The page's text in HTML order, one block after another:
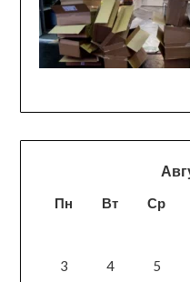
Пн Вт Ср
3 4 5